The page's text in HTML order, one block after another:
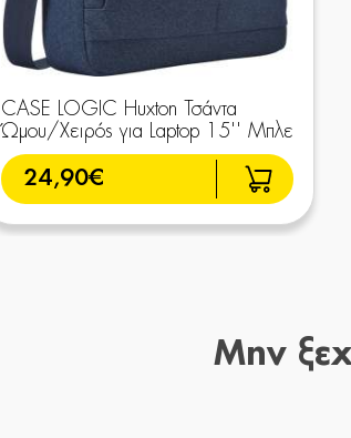
CASE LOGIC Huxton Τσάντα
Ώμου/Χειρός για Laptop 15'' Μπλε
24,90€
Μην